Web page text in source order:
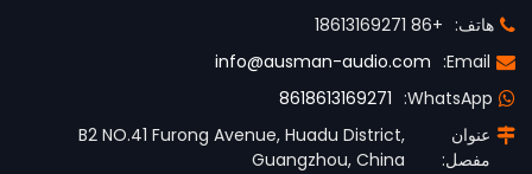
هاتف: +86 18613169271
Email:
info@ausman-audio.com
WhatsApp:
8618613169271
عنوان
مفصل:
B2 NO.41 Furong Avenue, Huadu District,
Guangzhou, China